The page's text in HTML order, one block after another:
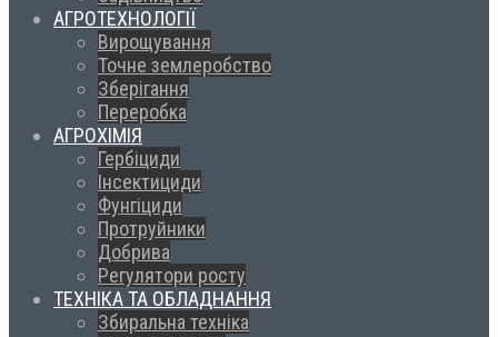
АГРОТЕХНОЛОГІЇ
Вирощування
Точне землеробство
Зберігання
Переробка
АГРОХІМІЯ
Гербіциди
Інсектициди
Фунгіциди
Протруйники
Добрива
Регулятори росту
ТЕХНІКА ТА ОБЛАДНАННЯ
Збиральна техніка